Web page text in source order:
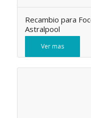
Recambio para
Astralpool
Ver mas